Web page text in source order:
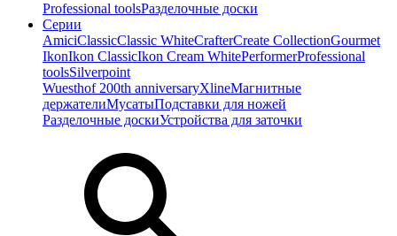
Professional toolsРазделочные доски
Серии
AmiciClassicClassic WhiteCrafterCreate CollectionGourmet
IkonIkon ClassiсIkon Cream WhitePerformerProfessional
toolsSilverpoint
Wuesthof 200th anniversaryXlineМагнитные
держателиМусатыПодставки для ножей
Разделочные доскиУстройства для заточки